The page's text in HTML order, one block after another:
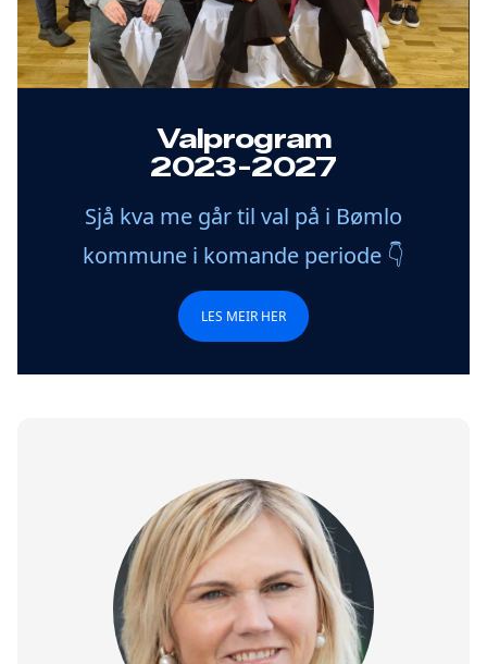
Valprogram
2023-2027
Sjå kva me går til val på i Bømlo
kommune i komande periode 👇
LES MEIR HER